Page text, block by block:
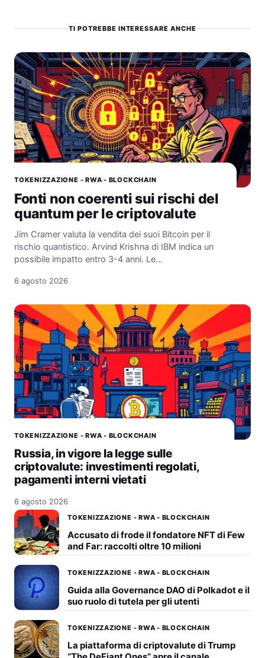
TI POTREBBE INTERESSARE ANCHE
TOKENIZZAZIONE - RWA - BLOCKCHAIN
Fonti non coerenti sui rischi del
quantum per le criptovalute
Jim Cramer valuta la vendita dei suoi Bitcoin per il
rischio quantistico. Arvind Krishna di IBM indica un
possibile impatto entro 3-4 anni. Le…
6 agosto 2026
TOKENIZZAZIONE - RWA - BLOCKCHAIN
Russia, in vigore la legge sulle
criptovalute: investimenti regolati,
pagamenti interni vietati
6 agosto 2026
TOKENIZZAZIONE - RWA - BLOCKCHAIN
Accusato di frode il fondatore NFT di Few
and Far: raccolti oltre 10 milioni
TOKENIZZAZIONE - RWA - BLOCKCHAIN
Guida alla Governance DAO di Polkadot e il
suo ruolo di tutela per gli utenti
TOKENIZZAZIONE - RWA - BLOCKCHAIN
La piattaforma di criptovalute di Trump